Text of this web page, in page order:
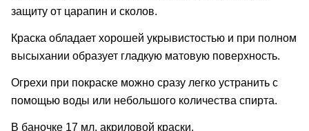
защиту от царапин и сколов.
Краска обладает хорошей укрывистостью и при полном
высыхании образует гладкую матовую поверхность.
Огрехи при покраске можно сразу легко устранить с
помощью воды или небольшого количества спирта.
В баночке 17 мл. акриловой краски.